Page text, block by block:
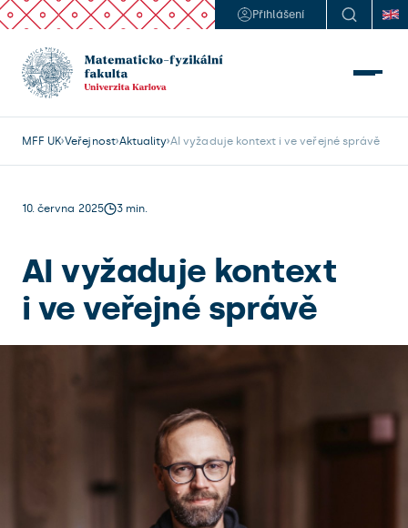
Přihlášení
MFF UK Veřejnost Aktuality AI vyžaduje kontext i ve veřejné správě
10. června 2025 3 min.
AI vyžaduje kontext
i ve veřejné správě